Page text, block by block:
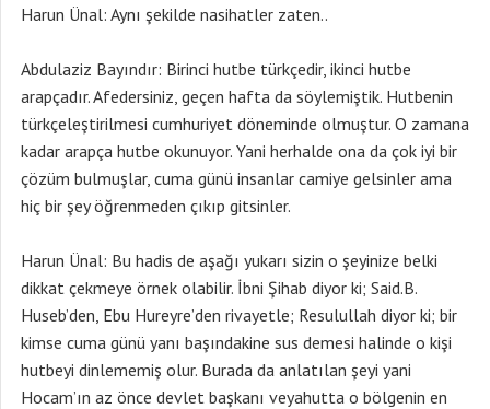
Harun Ünal: Aynı şekilde nasihatler zaten..
Abdulaziz Bayındır: Birinci hutbe türkçedir, ikinci hutbe
arapçadır. Afedersiniz, geçen hafta da söylemiştik. Hutbenin
türkçeleştirilmesi cumhuriyet döneminde olmuştur. O zamana
kadar arapça hutbe okunuyor. Yani herhalde ona da çok iyi bir
çözüm bulmuşlar, cuma günü insanlar camiye gelsinler ama
hiç bir şey öğrenmeden çıkıp gitsinler.
Harun Ünal: Bu hadis de aşağı yukarı sizin o şeyinize belki
dikkat çekmeye örnek olabilir. İbni Şihab diyor ki; Said.B.
Huseb’den, Ebu Hureyre’den rivayetle; Resulullah diyor ki; bir
kimse cuma günü yanı başındakine sus demesi halinde o kişi
hutbeyi dinlememiş olur. Burada da anlatılan şeyi yani
Hocam’ın az önce devlet başkanı veyahutta o bölgenin en